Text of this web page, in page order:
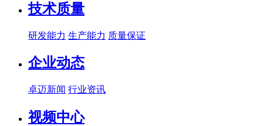
技术质量
研发能力 生产能力 质量保证
企业动态
卓迈新闻 行业资讯
视频中心